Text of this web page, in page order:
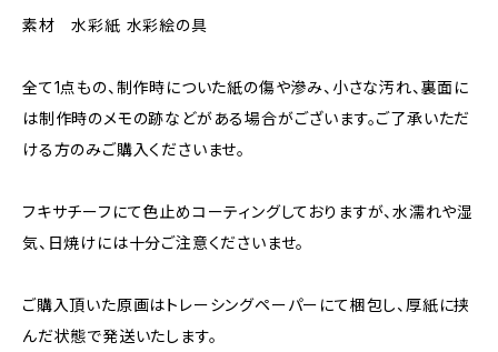
素材 水彩紙 水彩絵の具
全て1点もの、制作時についた紙の傷や滲み、小さな汚れ、裏面に
は制作時のメモの跡などがある場合がございます。ご了承いただ
ける方のみご購入くださいませ。
フキサチーフにて色止めコーティングしておりますが、水濡れや湿
気、日焼けには十分ご注意くださいませ。
ご購入頂いた原画はトレーシングペーパーにて梱包し、厚紙に挟
んだ状態で発送いたします。